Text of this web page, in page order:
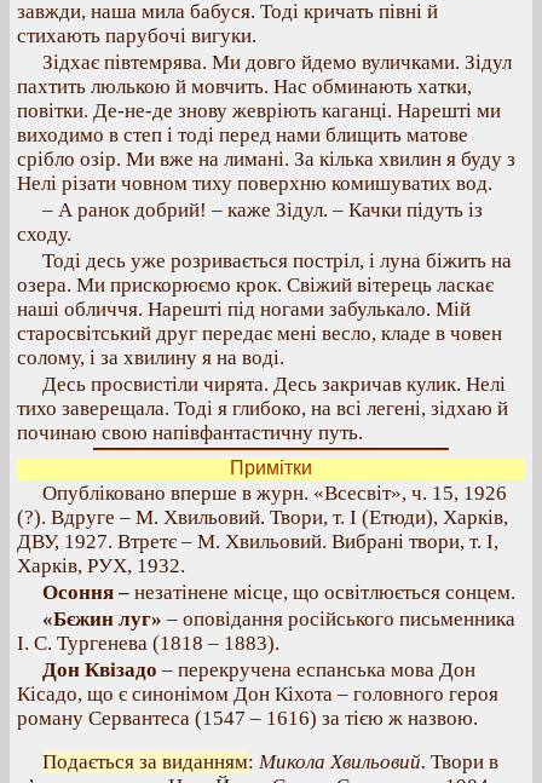
завжди, наша мила бабуся. Тоді кричать півні й
стихають парубочі вигуки.
Зідхає півтемрява. Ми довго йдемо вуличками. Зідул
пахтить люлькою й мовчить. Нас обминають хатки,
повітки. Де-не-де знову жевріють каганці. Нарешті ми
виходимо в степ і тоді перед нами блищить матове
срібло озір. Ми вже на лимані. За кілька хвилин я буду з
Нелі різати човном тиху поверхню комишуватих вод.
– А ранок добрий! – каже Зідул. – Качки підуть із
сходу.
Тоді десь уже розривається постріл, і луна біжить на
озера. Ми прискорюємо крок. Свіжий вітерець ласкає
наші обличчя. Нарешті під ногами забулькало. Мій
старосвітський друг передає мені весло, кладе в човен
солому, і за хвилину я на воді.
Десь просвистіли чирята. Десь закричав кулик. Нелі
тихо заверещала. Тоді я глибоко, на всі легені, зідхаю й
починаю свою напівфантастичну путь.
Примітки
Опубліковано вперше в журн. «Всесвіт», ч. 15, 1926
(?). Вдруге – М. Хвильовий. Твори, т. І (Етюди), Харків,
ДВУ, 1927. Втретє – М. Хвильовий. Вибрані твори, т. І,
Харків, РУХ, 1932.
Осоння – незатінене місце, що освітлюється сонцем.
«Бєжин луг» – оповідання російського письменника
І. С. Тургенева (1818 – 1883).
Дон Квізадо – перекручена еспанська мова Дон
Кісадо, що є синонімом Дон Кіхота – головного героя
роману Сервантеса (1547 – 1616) за тією ж назвою.
Подається за виданням: Микола Хвильовий. Твори в